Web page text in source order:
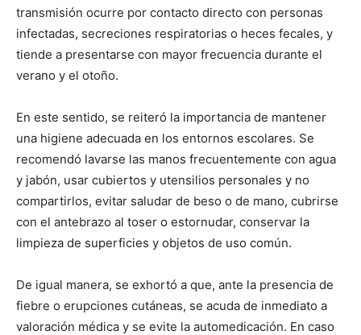
transmisión ocurre por contacto directo con personas
infectadas, secreciones respiratorias o heces fecales, y
tiende a presentarse con mayor frecuencia durante el
verano y el otoño.
En este sentido, se reiteró la importancia de mantener
una higiene adecuada en los entornos escolares. Se
recomendó lavarse las manos frecuentemente con agua
y jabón, usar cubiertos y utensilios personales y no
compartirlos, evitar saludar de beso o de mano, cubrirse
con el antebrazo al toser o estornudar, conservar la
limpieza de superficies y objetos de uso común.
De igual manera, se exhortó a que, ante la presencia de
fiebre o erupciones cutáneas, se acuda de inmediato a
valoración médica y se evite la automedicación. En caso